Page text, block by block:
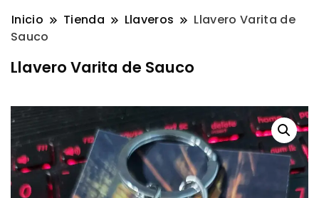
Inicio Tienda Llaveros
Llavero Varita de
Sauco
Llavero Varita de Sauco